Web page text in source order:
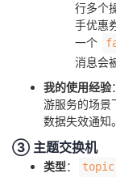
行多个
手优惠
一个
消息会
我的使用经验
游服务的场景
数据失效通知。
③ 主题交换机
类型： topic